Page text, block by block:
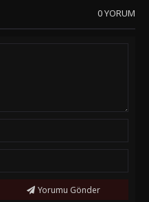
0 YORUM
Yorumu Gönder